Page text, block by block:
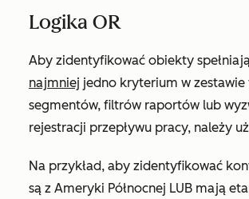
Logika OR
Aby zidentyfikować obiekty
najmniej jedno kryterium w
segmentów, filtrów raportów lub
rejestracji przepływu pracy, należy
Na przykład, aby zidentyfikować
są z Ameryki Północnej LUB mają